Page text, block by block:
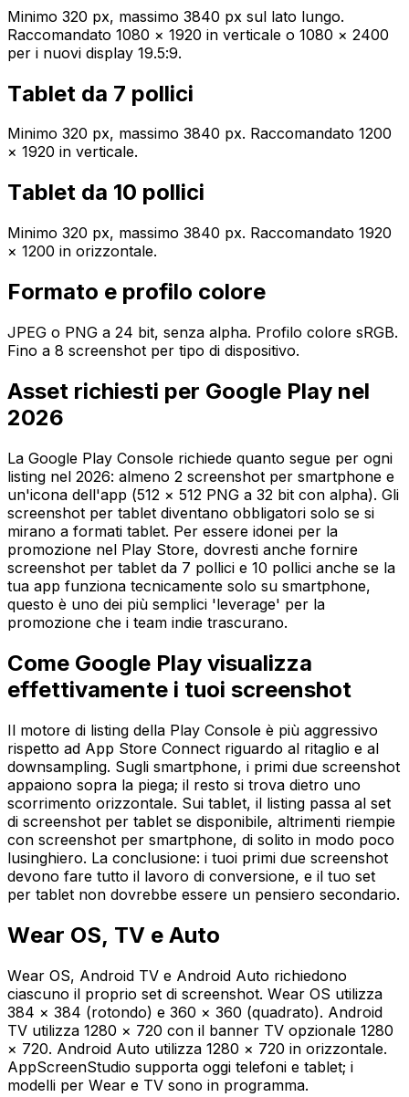
Minimo 320 px, massimo 3840 px sul lato lungo.
Raccomandato 1080 × 1920 in verticale o 1080 × 2400
per i nuovi display 19.5:9.
Tablet da 7 pollici
Minimo 320 px, massimo 3840 px. Raccomandato 1200
× 1920 in verticale.
Tablet da 10 pollici
Minimo 320 px, massimo 3840 px. Raccomandato 1920
× 1200 in orizzontale.
Formato e profilo colore
JPEG o PNG a 24 bit, senza alpha. Profilo colore sRGB.
Fino a 8 screenshot per tipo di dispositivo.
Asset richiesti per Google Play nel
2026
La Google Play Console richiede quanto segue per ogni
listing nel 2026: almeno 2 screenshot per smartphone e
un'icona dell'app (512 × 512 PNG a 32 bit con alpha). Gli
screenshot per tablet diventano obbligatori solo se si
mirano a formati tablet. Per essere idonei per la
promozione nel Play Store, dovresti anche fornire
screenshot per tablet da 7 pollici e 10 pollici anche se la
tua app funziona tecnicamente solo su smartphone,
questo è uno dei più semplici 'leverage' per la
promozione che i team indie trascurano.
Come Google Play visualizza
effettivamente i tuoi screenshot
Il motore di listing della Play Console è più aggressivo
rispetto ad App Store Connect riguardo al ritaglio e al
downsampling. Sugli smartphone, i primi due screenshot
appaiono sopra la piega; il resto si trova dietro uno
scorrimento orizzontale. Sui tablet, il listing passa al set
di screenshot per tablet se disponibile, altrimenti riempie
con screenshot per smartphone, di solito in modo poco
lusinghiero. La conclusione: i tuoi primi due screenshot
devono fare tutto il lavoro di conversione, e il tuo set
per tablet non dovrebbe essere un pensiero secondario.
Wear OS, TV e Auto
Wear OS, Android TV e Android Auto richiedono
ciascuno il proprio set di screenshot. Wear OS utilizza
384 × 384 (rotondo) e 360 × 360 (quadrato). Android
TV utilizza 1280 × 720 con il banner TV opzionale 1280
× 720. Android Auto utilizza 1280 × 720 in orizzontale.
AppScreenStudio supporta oggi telefoni e tablet; i
modelli per Wear e TV sono in programma.